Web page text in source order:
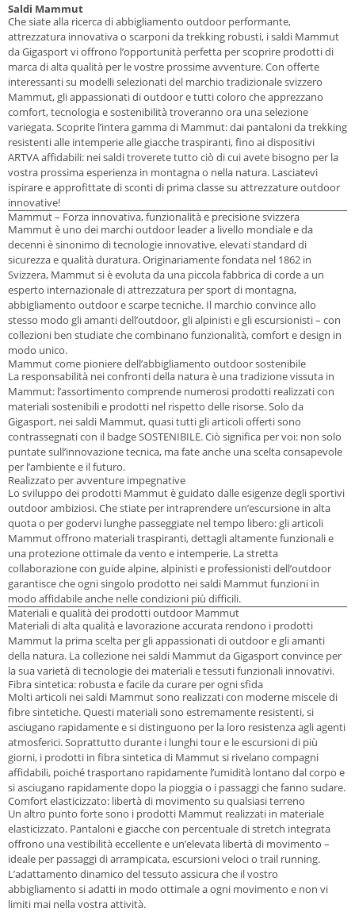
Saldi Mammut
Che siate alla ricerca di abbigliamento outdoor performante,
attrezzatura innovativa o scarponi da trekking robusti, i saldi Mammut
da Gigasport vi offrono l’opportunità perfetta per scoprire prodotti di
marca di alta qualità per le vostre prossime avventure. Con offerte
interessanti su modelli selezionati del marchio tradizionale svizzero
Mammut, gli appassionati di outdoor e tutti coloro che apprezzano
comfort, tecnologia e sostenibilità troveranno ora una selezione
variegata. Scoprite l’intera gamma di Mammut: dai pantaloni da trekking
resistenti alle intemperie alle giacche traspiranti, fino ai dispositivi
ARTVA affidabili: nei saldi troverete tutto ciò di cui avete bisogno per la
vostra prossima esperienza in montagna o nella natura. Lasciatevi
ispirare e approfittate di sconti di prima classe su attrezzature outdoor
innovative!
Mammut – Forza innovativa, funzionalità e precisione svizzera
Mammut è uno dei marchi outdoor leader a livello mondiale e da
decenni è sinonimo di tecnologie innovative, elevati standard di
sicurezza e qualità duratura. Originariamente fondata nel 1862 in
Svizzera, Mammut si è evoluta da una piccola fabbrica di corde a un
esperto internazionale di attrezzatura per sport di montagna,
abbigliamento outdoor e scarpe tecniche. Il marchio convince allo
stesso modo gli amanti dell’outdoor, gli alpinisti e gli escursionisti – con
collezioni ben studiate che combinano funzionalità, comfort e design in
modo unico.
Mammut come pioniere dell’abbigliamento outdoor sostenibile
La responsabilità nei confronti della natura è una tradizione vissuta in
Mammut: l’assortimento comprende numerosi prodotti realizzati con
materiali sostenibili e prodotti nel rispetto delle risorse. Solo da
Gigasport, nei saldi Mammut, quasi tutti gli articoli offerti sono
contrassegnati con il badgeSOSTENIBILE. Ciò significa per voi: non solo
puntate sull’innovazione tecnica, ma fate anche una scelta consapevole
per l’ambiente e il futuro.
Realizzato per avventure impegnative
Lo sviluppo dei prodotti Mammut è guidato dalle esigenze degli sportivi
outdoor ambiziosi. Che stiate per intraprendere un’escursione in alta
quota o per godervi lunghe passeggiate nel tempo libero: gli articoli
Mammut offrono materiali traspiranti, dettagli altamente funzionali e
una protezione ottimale da vento e intemperie. La stretta
collaborazione con guide alpine, alpinisti e professionisti dell’outdoor
garantisce che ogni singolo prodotto nei saldi Mammut funzioni in
modo affidabile anche nelle condizioni più difficili.
Materiali e qualità dei prodotti outdoor Mammut
Materiali di alta qualità e lavorazione accurata rendono i prodotti
Mammut la prima scelta per gli appassionati di outdoor e gli amanti
della natura. La collezione nei saldi Mammut da Gigasport convince per
la sua varietà di tecnologie dei materiali e tessuti funzionali innovativi.
Fibra sintetica: robusta e facile da curare per ogni sfida
Molti articoli nei saldi Mammut sono realizzati con moderne miscele di
fibre sintetiche. Questi materiali sono estremamente resistenti, si
asciugano rapidamente e si distinguono per la loro resistenza agli agenti
atmosferici. Soprattutto durante i lunghi tour e le escursioni di più
giorni, i prodotti in fibra sintetica di Mammut si rivelano compagni
affidabili, poiché trasportano rapidamente l’umidità lontano dal corpo e
si asciugano rapidamente dopo la pioggia o i passaggi che fanno sudare.
Comfort elasticizzato: libertà di movimento su qualsiasi terreno
Un altro punto forte sono i prodotti Mammut realizzati in materiale
elasticizzato. Pantaloni e giacche con percentuale di stretch integrata
offrono una vestibilità eccellente e un’elevata libertà di movimento –
ideale per passaggi di arrampicata, escursioni veloci o trail running.
L’adattamento dinamico del tessuto assicura che il vostro
abbigliamento si adatti in modo ottimale a ogni movimento e non vi
limiti mai nella vostra attività.